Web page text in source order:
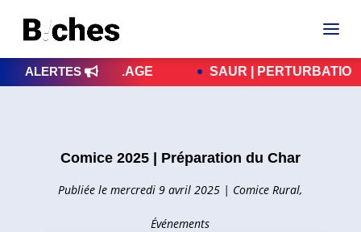
ALERTES SAUR | PERTURBATIONS – LES
Comice 2025 | Préparation du Char
mercredi 9 avril 2025 | Comice Rural,
Événements